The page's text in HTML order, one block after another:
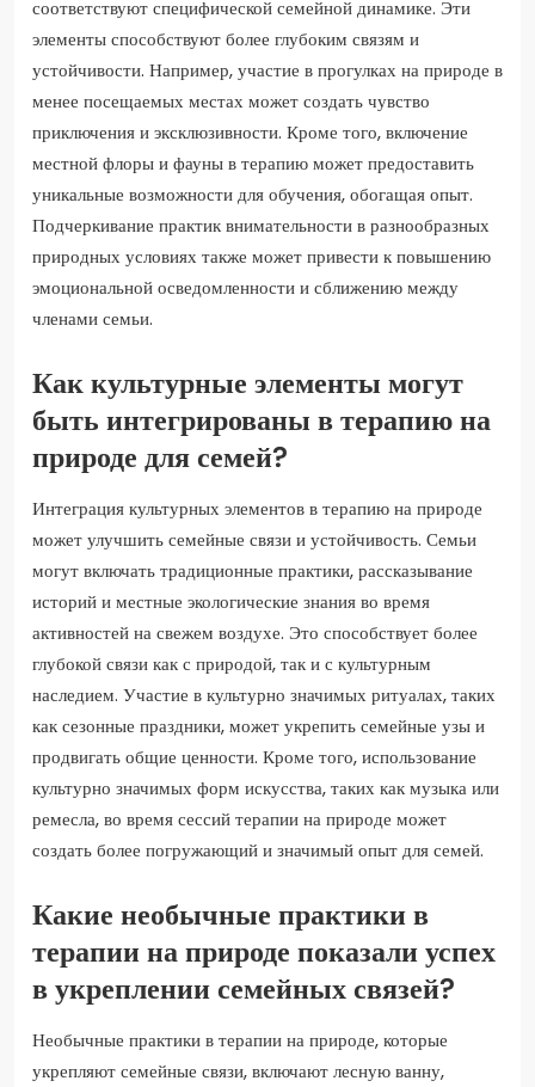
соответствуют специфической семейной динамике. Эти
элементы способствуют более глубоким связям и
устойчивости. Например, участие в прогулках на природе в
менее посещаемых местах может создать чувство
приключения и эксклюзивности. Кроме того, включение
местной флоры и фауны в терапию может предоставить
уникальные возможности для обучения, обогащая опыт.
Подчеркивание практик внимательности в разнообразных
природных условиях также может привести к повышению
эмоциональной осведомленности и сближению между
членами семьи.
Как культурные элементы могут
быть интегрированы в терапию на
природе для семей?
Интеграция культурных элементов в терапию на природе
может улучшить семейные связи и устойчивость. Семьи
могут включать традиционные практики, рассказывание
историй и местные экологические знания во время
активностей на свежем воздухе. Это способствует более
глубокой связи как с природой, так и с культурным
наследием. Участие в культурно значимых ритуалах, таких
как сезонные праздники, может укрепить семейные узы и
продвигать общие ценности. Кроме того, использование
культурно значимых форм искусства, таких как музыка или
ремесла, во время сессий терапии на природе может
создать более погружающий и значимый опыт для семей.
Какие необычные практики в
терапии на природе показали успех
в укреплении семейных связей?
Необычные практики в терапии на природе, которые
укрепляют семейные связи, включают лесную ванну,